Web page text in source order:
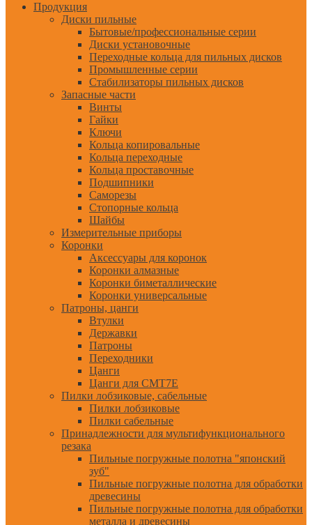
Продукция
Диски пильные
Бытовые/профессиональные серии
Диски установочные
Переходные кольца для пильных дисков
Промышленные серии
Стабилизаторы пильных дисков
Запасные части
Винты
Гайки
Ключи
Кольца копировальные
Кольца переходные
Кольца проставочные
Подшипники
Саморезы
Стопорные кольца
Шайбы
Измерительные приборы
Коронки
Аксессуары для коронок
Коронки алмазные
Коронки биметаллические
Коронки универсальные
Патроны, цанги
Втулки
Державки
Патроны
Переходники
Цанги
Цанги для CMT7E
Пилки лобзиковые, сабельные
Пилки лобзиковые
Пилки сабельные
Принадлежности для мультифункционального
резака
Пильные погружные полотна "японский
зуб"
Пильные погружные полотна для обработки
древесины
Пильные погружные полотна для обработки
металла и древесины